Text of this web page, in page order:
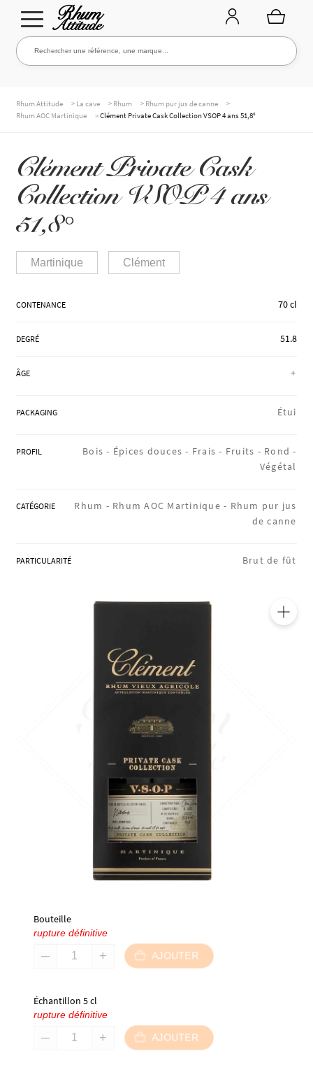
Aller
à
Aller
au
Rechercher une référence, une marque...
Rechercher
NOS RHUMS
MARQUES
Rhum Attitude > La cave > Rhum > Rhum pur jus de canne
>
Rhum AOC Martinique
>Clément Private Cask Collection VSOP 4 ans 51,8°
Clément Private Cask
Collection VSOP 4 ans
51,8°
Martinique Clément
CONTENANCE 70 cl
DEGRÉ 51.8
ÂGE +
PACKAGING Étui
PROFIL Bois - Épices douces - Frais - Fruits - Rond -
Végétal
CATÉGORIE Rhum - Rhum AOC Martinique - Rhum pur jus
de canne
PARTICULARITÉ Brut de fût
Bouteille
rupture définitive
AJOUTER
Échantillon 5 cl
rupture définitive
AJOUTER